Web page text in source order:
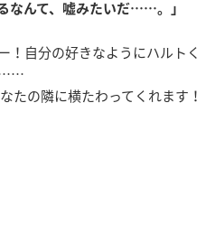
なんて、嘘みたいだ……。」
！自分の好きなようにハルトく
……
たの隣に横たわってくれます！